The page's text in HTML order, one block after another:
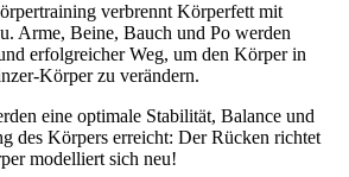
verbrennt Körperfett mit
Arme, Beine, Bauch und Po werden
erfolgreicher Weg, um den Körper in
Körper zu verändern.
eine optimale Stabilität, Balance und
des Körpers erreicht: Der Rücken richtet
modelliert sich neu!